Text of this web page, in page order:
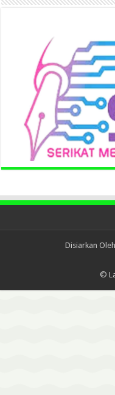
Disiarkan Oleh
©